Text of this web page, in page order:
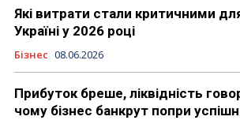
Які витрати стали критичними
Україні у 2026 році
Бізнес 08.06.2026
Прибуток бреше, ліквідність
чому бізнес банкрут попри